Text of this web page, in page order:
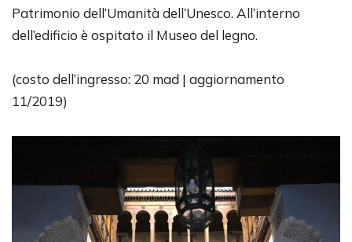
Patrimonio dell’Umanità dell’Unesco. All’interno
dell’edificio è ospitato il Museo del legno.
(costo dell’ingresso: 20 mad | aggiornamento
11/2019)